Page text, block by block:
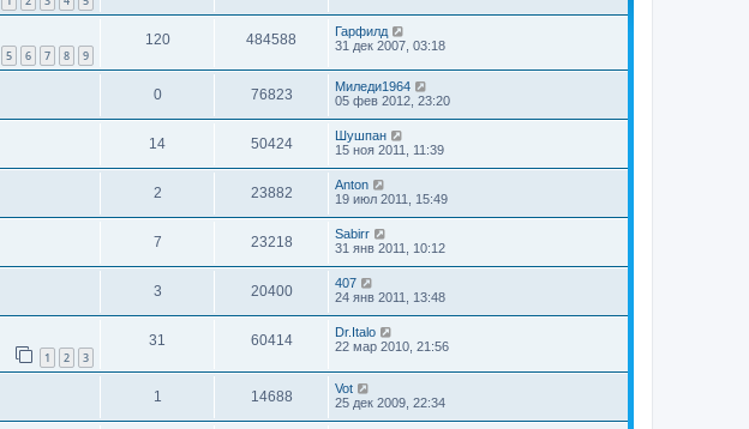
5 6 7 8 9
120 484588
Гарфилд
31 дек 2007, 03:18
0 76823
Миледи1964
05 фев 2012, 23:20
14 50424
Шушпан
15 ноя 2011, 11:39
2 23882
Anton
19 июл 2011, 15:49
7 23218
Sabirr
31 янв 2011, 10:12
3 20400
407
24 янв 2011, 13:48
1 2 3
31 60414
Dr.Italo
22 мар 2010, 21:56
1 14688
Vot
25 дек 2009, 22:34